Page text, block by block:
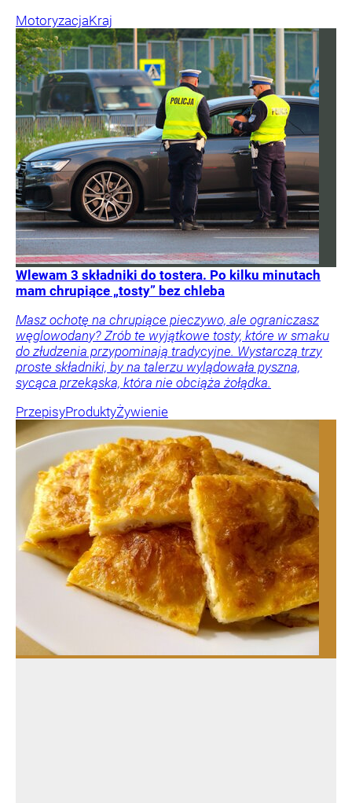
MotoryzacjaKraj
Wlewam 3 składniki do tostera. Po kilku minutach
mam chrupiące „tosty” bez chleba
Masz ochotę na chrupiące pieczywo, ale ograniczasz
węglowodany? Zrób te wyjątkowe tosty, które w smaku
do złudzenia przypominają tradycyjne. Wystarczą trzy
proste składniki, by na talerzu wylądowała pyszna,
sycąca przekąska, która nie obciąża żołądka.
PrzepisyProduktyŻywienie